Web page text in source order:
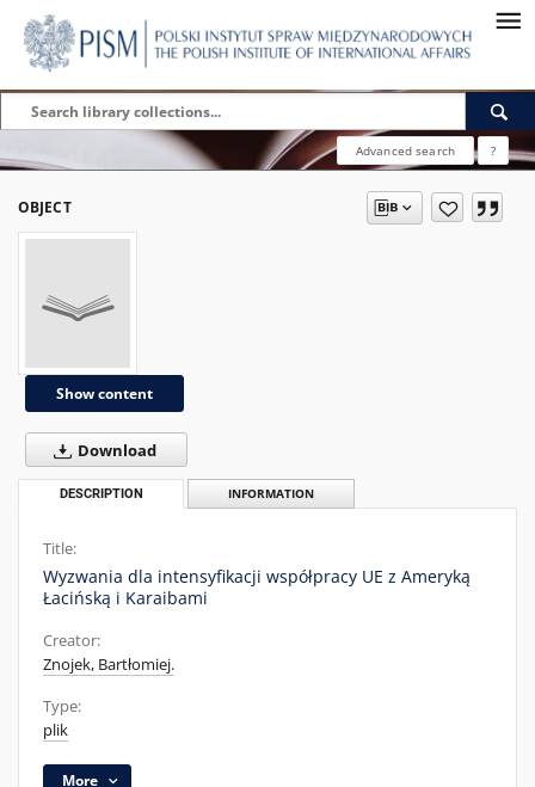
Advanced search ?
OBJECT
Show content
Download
DESCRIPTION INFORMATION
Title:
Wyzwania dla intensyfikacji współpracy UE z Ameryką
Łacińską i Karaibami
Creator:
Znojek, Bartłomiej.
Type:
plik
More